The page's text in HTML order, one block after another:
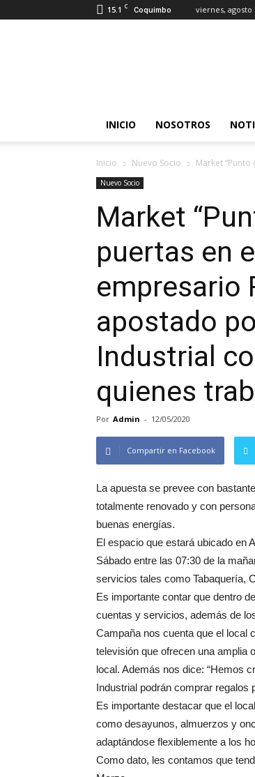
15.1 C Coquimbo viernes, agosto
INICIO NOSOTROS
Inicio Nuevo Socio Market
Nuevo Socio
Market
puertas en
empresario
apostado
Industrial
quienes
Por Admin - 12/05/2020
Compartir en Facebook
La apuesta se prevee con
totalmente renovado y con
buenas energías.
El espacio que estará ubicado en
Sábado entre las 07:30 de la
servicios tales como Tabaquería,
Es importante contar que dentro
cuentas y servicios, además de
Campaña nos cuenta que el local
televisión que ofrecen una amplia
local. Además nos dice: “Hemos
Industrial podrán comprar regalos
Es importante destacar que el
como desayunos, almuerzos y
adaptándose flexiblemente a los
Como dato, les contamos que